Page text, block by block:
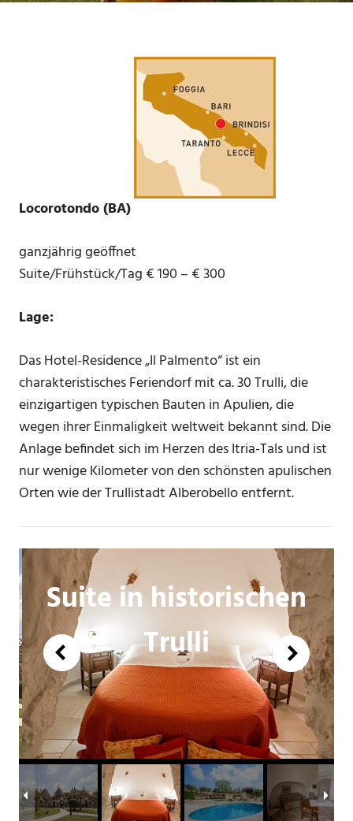
Locorotondo (BA)
ganzjährig geöffnet
Suite/Frühstück/Tag € 190 – € 300
Lage:
Das Hotel-Residence „Il Palmento“ ist ein
charakteristisches Feriendorf mit ca. 30 Trulli, die
einzigartigen typischen Bauten in Apulien, die
wegen ihrer Einmaligkeit weltweit bekannt sind. Die
Anlage befindet sich im Herzen des Itria-Tals und ist
nur wenige Kilometer von den schönsten apulischen
Orten wie der Trullistadt Alberobello entfernt.
Suite in historischen
Trulli